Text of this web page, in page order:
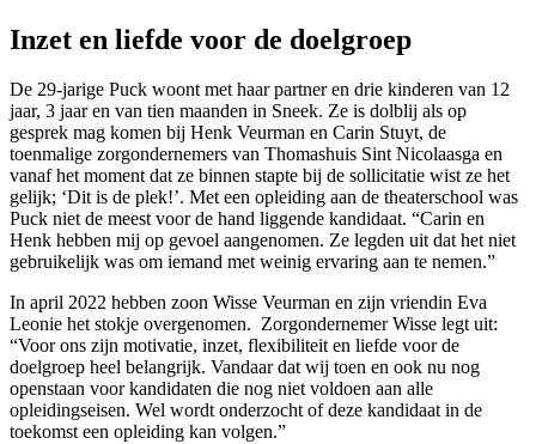
Inzet en liefde voor de doelgroep
De 29-jarige Puck woont met haar partner en drie kinderen van 12
jaar, 3 jaar en van tien maanden in Sneek. Ze is dolblij als op
gesprek mag komen bij Henk Veurman en Carin Stuyt, de
toenmalige zorgondernemers van Thomashuis Sint Nicolaasga en
vanaf het moment dat ze binnen stapte bij de sollicitatie wist ze het
gelijk; ‘Dit is de plek!’. Met een opleiding aan de theaterschool was
Puck niet de meest voor de hand liggende kandidaat. “Carin en
Henk hebben mij op gevoel aangenomen. Ze legden uit dat het niet
gebruikelijk was om iemand met weinig ervaring aan te nemen.”
In april 2022 hebben zoon Wisse Veurman en zijn vriendin Eva
Leonie het stokje overgenomen. Zorgondernemer Wisse legt uit:
“Voor ons zijn motivatie, inzet, flexibiliteit en liefde voor de
doelgroep heel belangrijk. Vandaar dat wij toen en ook nu nog
openstaan voor kandidaten die nog niet voldoen aan alle
opleidingseisen. Wel wordt onderzocht of deze kandidaat in de
toekomst een opleiding kan volgen.”